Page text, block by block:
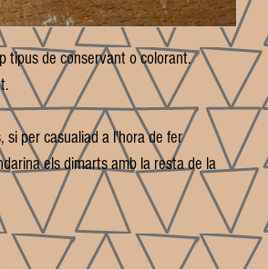
tipus de conservant o colorant.
si per casualiad a l'hora de fer
els dimarts amb la resta de la